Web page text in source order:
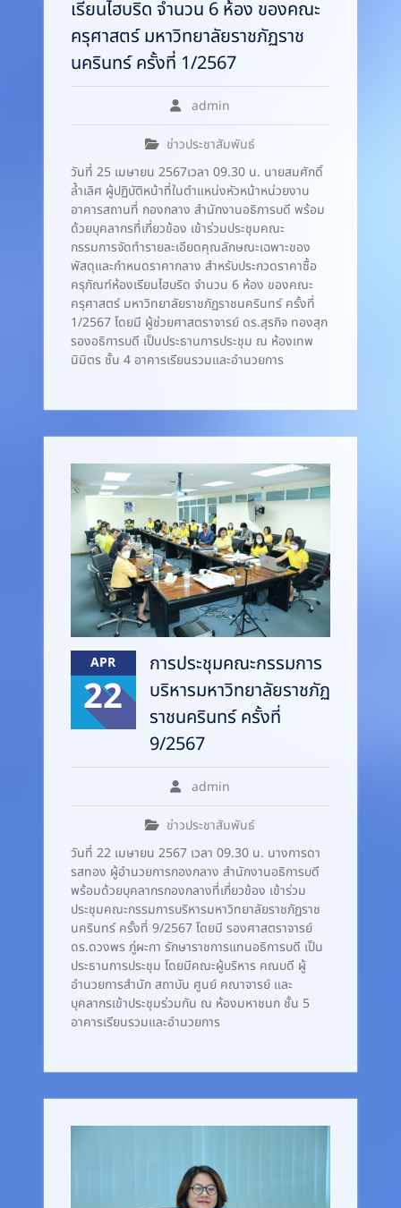
เรียนไฮบริด จำนวน 6 ห้อง ของคณะ
ครุศาสตร์ มหาวิทยาลัยราชภัฏราช
นครินทร์ ครั้งที่ 1/2567
admin
ข่าวประชาสัมพันธ์
วันที่ 25 เมษายน 2567เวลา 09.30 น. นายสมศักดิ์
ล้ำเลิศ ผู้ปฏิบัติหน้าที่ในตำแหน่งหัวหน้าหน่วยงาน
อาคารสถานที่ กองกลาง สำนักงานอธิการบดี พร้อม
ด้วยบุคลากรที่เกี่ยวข้อง เข้าร่วมประชุมคณะ
กรรมการจัดทำรายละเอียดคุณลักษณะเฉพาะของ
พัสดุและกำหนดราคากลาง สำหรับประกวดราคาซื้อ
ครุภัณฑ์ห้องเรียนไฮบริด จำนวน 6 ห้อง ของคณะ
ครุศาสตร์ มหาวิทยาลัยราชภัฏราชนครินทร์ ครั้งที่
1/2567 โดยมี ผู้ช่วยศาสตราจารย์ ดร.สุรกิจ ทองสุก
รองอธิการบดี เป็นประธานการประชุม ณ ห้องเทพ
นิมิตร ชั้น 4 อาคารเรียนรวมและอำนวยการ
APR
22
การประชุมคณะกรรมการ
บริหารมหาวิทยาลัยราชภัฏ
ราชนครินทร์ ครั้งที่
9/2567
admin
ข่าวประชาสัมพันธ์
วันที่ 22 เมษายน 2567 เวลา 09.30 น. นางการดา
รสทอง ผู้อำนวยการกองกลาง สำนักงานอธิการบดี
พร้อมด้วยบุคลากรกองกลางที่เกี่ยวข้อง เข้าร่วม
ประชุมคณะกรรมการบริหารมหาวิทยาลัยราชภัฏราช
นครินทร์ ครั้งที่ 9/2567 โดยมี รองศาสตราจารย์
ดร.ดวงพร ภู่ผะกา รักษาราชการแทนอธิการบดี เป็น
ประธานการประชุม โดยมีคณะผู้บริหาร คณบดี ผู้
อำนวยการสำนัก สถาบัน ศูนย์ คณาจารย์ และ
บุคลากรเข้าประชุมร่วมกัน ณ ห้องมหาชนก ชั้น 5
อาคารเรียนรวมและอำนวยการ